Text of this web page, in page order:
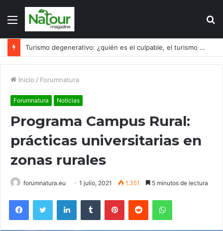
Menú
Turismo degenerativo: ¿quién es el culpable, el turismo o los turistas?
Inicio / Forumnatura
Forumnatura Noticias
Programa Campus Rural:
prácticas universitarias en
zonas rurales
forumnatura.eu 1 julio, 2021 1.351 5 minutos de lectura
FacebookTwitter LinkedInTumblr PinterestReddit WhatsApp